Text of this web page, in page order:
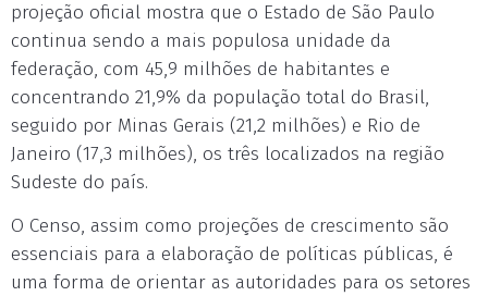
projeção oficial mostra que o Estado de São Paulo
continua sendo a mais populosa unidade da
federação, com 45,9 milhões de habitantes e
concentrando 21,9% da população total do Brasil,
seguido por Minas Gerais (21,2 milhões) e Rio de
Janeiro (17,3 milhões), os três localizados na região
Sudeste do país.
O Censo, assim como projeções de crescimento são
essenciais para a elaboração de políticas públicas, é
uma forma de orientar as autoridades para os setores